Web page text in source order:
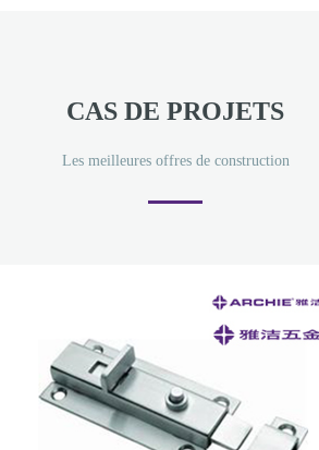
CAS DE PROJETS
Les meilleures offres de construction